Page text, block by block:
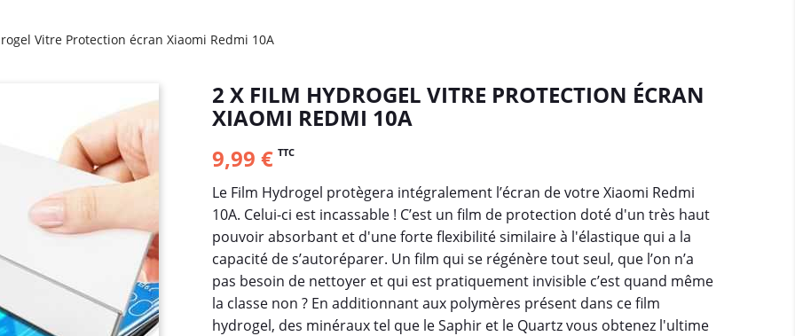
Vitre Protection écran Xiaomi Redmi 10A
2 X FILM HYDROGEL VITRE PROTECTION ÉCRAN
XIAOMI REDMI 10A
9,99 € TTC
Le Film Hydrogel protègera intégralement l’écran de votre Xiaomi Redmi
10A. Celui-ci est incassable ! C’est un film de protection doté d'un très haut
pouvoir absorbant et d'une forte flexibilité similaire à l'élastique qui a la
capacité de s’autoréparer. Un film qui se régénère tout seul, que l’on n’a
pas besoin de nettoyer et qui est pratiquement invisible c’est quand même
la classe non ? En additionnant aux polymères présent dans ce film
hydrogel, des minéraux tel que le Saphir et le Quartz vous obtenez l'ultime